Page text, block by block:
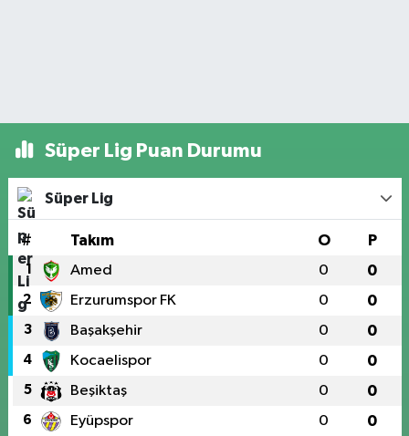
Süper Lig Puan Durumu
Süper Lig
# Takım O P
1 Amed 0 0
2 Erzurumspor FK 0 0
3 Başakşehir 0 0
4 Kocaelispor 0 0
5 Beşiktaş 0 0
6 Eyüpspor 0 0